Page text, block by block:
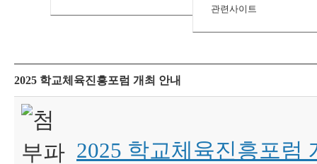
관련사이트
2025 학교체육진흥포럼 개최 안내
2025 학교체육진흥포럼